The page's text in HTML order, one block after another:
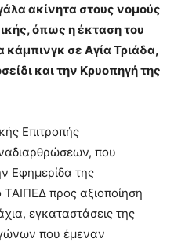
ακίνητα στους νομούς
όπως η έκταση του
κάμπινγκ σε Αγία Τριάδα,
και την Κρυοπηγή της
Επιτροπής
που
Εφημερίδα της
προς αξιοποίηση
εγκαταστάσεις της
που έμεναν